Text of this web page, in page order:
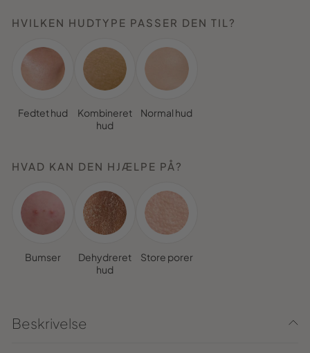
Beskrivelse
HVILKEN HUDTYPE PASSER DEN TIL?
Fedtet hud
Kombineret
hud
Normal hud
HVAD KAN DEN HJÆLPE PÅ?
Bumser
Dehydreret
hud
Store porer